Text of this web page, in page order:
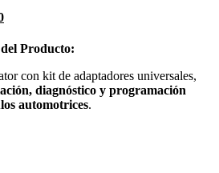
El
actual
$5,000.00.
Producto:
con kit de adaptadores universales,
diagnóstico y programación
automotrices.